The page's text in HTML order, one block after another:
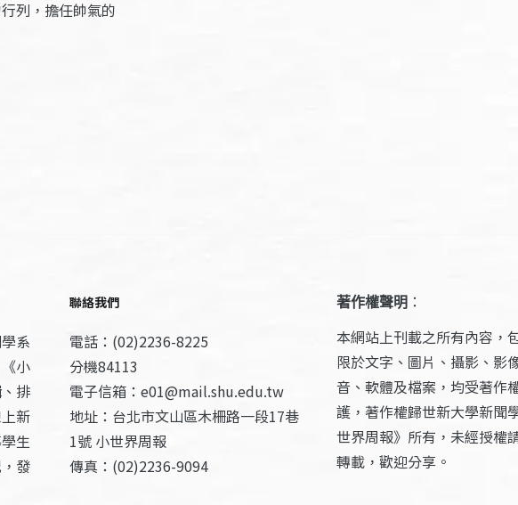
列，擔任帥氣的
系
小
排
新
生
發
聯絡我們
電話：(02)2236-8225
分機84113
電子信箱：e01@mail.shu.edu.tw
地址：台北市文山區木柵路一段17巷
1號 小世界周報
傳真：(02)2236-9094
著作權聲明 ：
本網站上刊載之所有內容，
限於文字、圖片、攝影、影
音、軟體及檔案，均受著作
護，著作權歸世新大學新聞
世界周報》所有，未經授權
轉載，歡迎分享。